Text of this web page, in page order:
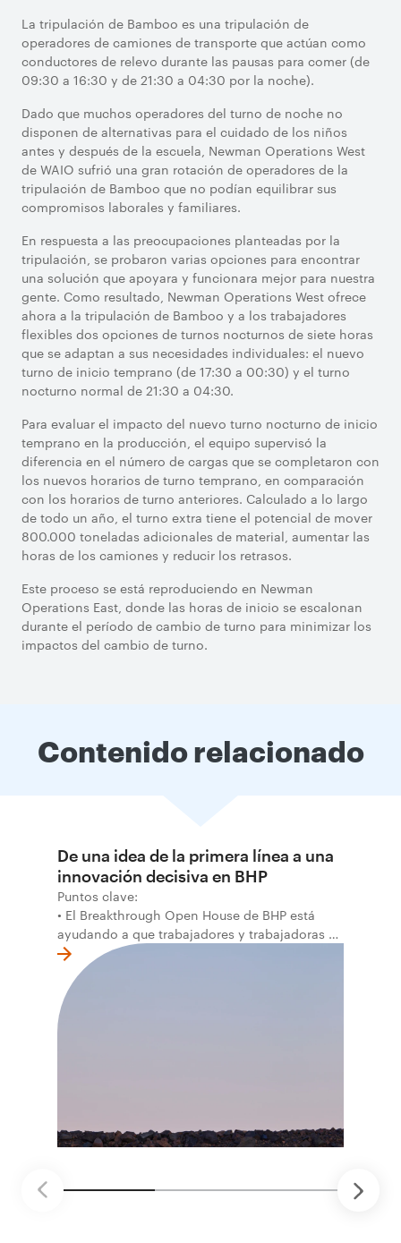
La tripulación de Bamboo es una tripulación de
operadores de camiones de transporte que actúan como
conductores de relevo durante las pausas para comer (de
09:30 a 16:30 y de 21:30 a 04:30 por la noche).
Dado que muchos operadores del turno de noche no
disponen de alternativas para el cuidado de los niños
antes y después de la escuela, Newman Operations West
de WAIO sufrió una gran rotación de operadores de la
tripulación de Bamboo que no podían equilibrar sus
compromisos laborales y familiares.
En respuesta a las preocupaciones planteadas por la
tripulación, se probaron varias opciones para encontrar
una solución que apoyara y funcionara mejor para nuestra
gente. Como resultado, Newman Operations West ofrece
ahora a la tripulación de Bamboo y a los trabajadores
flexibles dos opciones de turnos nocturnos de siete horas
que se adaptan a sus necesidades individuales: el nuevo
turno de inicio temprano (de 17:30 a 00:30) y el turno
nocturno normal de 21:30 a 04:30.
Para evaluar el impacto del nuevo turno nocturno de inicio
temprano en la producción, el equipo supervisó la
diferencia en el número de cargas que se completaron con
los nuevos horarios de turno temprano, en comparación
con los horarios de turno anteriores. Calculado a lo largo
de todo un año, el turno extra tiene el potencial de mover
800.000 toneladas adicionales de material, aumentar las
horas de los camiones y reducir los retrasos.
Este proceso se está reproduciendo en Newman
Operations East, donde las horas de inicio se escalonan
durante el período de cambio de turno para minimizar los
impactos del cambio de turno.
Contenido relacionado
De una idea de la primera línea a una
innovación decisiva en BHP
Puntos clave:
• El Breakthrough Open House de BHP está
ayudando a que trabajadores y trabajadoras de
la primera línea conviertan ideas prácticas en
soluciones probadas que pueden hacer el
trabajo más seguro, inteligente y productivo.
• El primer programa interno de innovación
recibió cerca de 1.000 postulaciones de
mantenimiento robótico, limpieza submarina y